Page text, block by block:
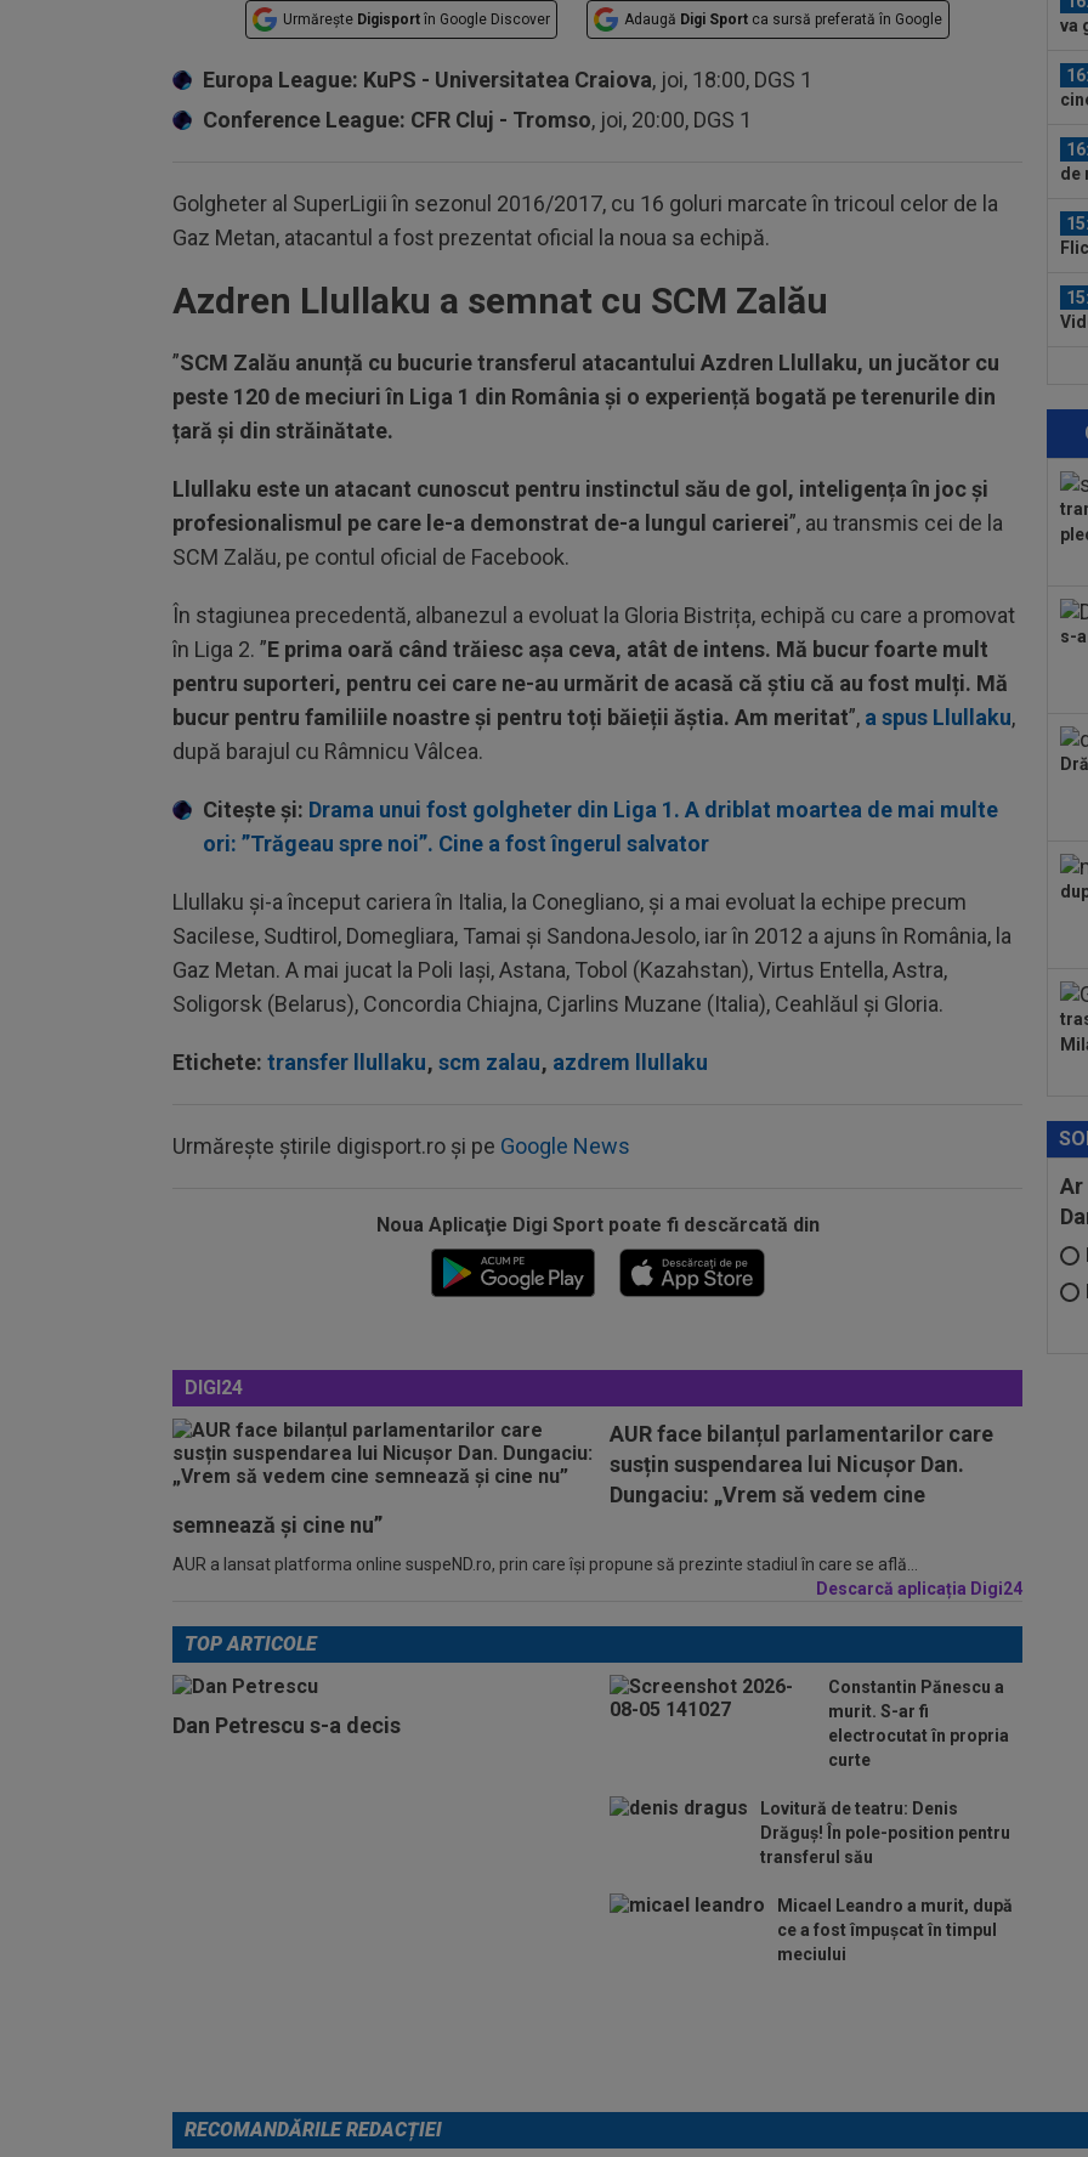
Urmărește Digisport în Google Discover Adaugă Digi Sport ca sursă preferată în Google
Europa League: KuPS - Universitatea Craiova, joi, 18:00, DGS 1
Conference League: CFR Cluj - Tromso, joi, 20:00, DGS 1
Golgheter al SuperLigii în sezonul 2016/2017, cu 16 goluri marcate în tricoul celor de la
Gaz Metan, atacantul a fost prezentat oficial la noua sa echipă.
Azdren Llullaku a semnat cu SCM Zalău
”SCM Zalău anunță cu bucurie transferul atacantului Azdren Llullaku, un jucător cu
peste 120 de meciuri în Liga 1 din România și o experiență bogată pe terenurile din
țară și din străinătate.
Llullaku este un atacant cunoscut pentru instinctul său de gol, inteligența în joc și
profesionalismul pe care le-a demonstrat de-a lungul carierei”, au transmis cei de la
SCM Zalău, pe contul oficial de Facebook.
În stagiunea precedentă, albanezul a evoluat la Gloria Bistrița, echipă cu care a promovat
în Liga 2. ”E prima oară când trăiesc așa ceva, atât de intens. Mă bucur foarte mult
pentru suporteri, pentru cei care ne-au urmărit de acasă că știu că au fost mulți. Mă
bucur pentru familiile noastre și pentru toți băieții ăștia. Am meritat”, a spus Llullaku,
după barajul cu Râmnicu Vâlcea.
Citește și: Drama unui fost golgheter din Liga 1. A driblat moartea de mai multe
ori: ”Trăgeau spre noi”. Cine a fost îngerul salvator
Llullaku și-a început cariera în Italia, la Conegliano, și a mai evoluat la echipe precum
Sacilese, Sudtirol, Domegliara, Tamai și SandonaJesolo, iar în 2012 a ajuns în România, la
Gaz Metan. A mai jucat la Poli Iași, Astana, Tobol (Kazahstan), Virtus Entella, Astra,
Soligorsk (Belarus), Concordia Chiajna, Cjarlins Muzane (Italia), Ceahlăul și Gloria.
Etichete: transfer llullaku, scm zalau, azdrem llullaku
Urmărește știrile digisport.ro și pe Google News
Noua Aplicaţie Digi Sport poate fi descărcată din
DIGI24
AUR face bilanțul parlamentarilor care
susțin suspendarea lui Nicușor Dan.
Dungaciu: „Vrem să vedem cine
semnează și cine nu”
AUR a lansat platforma online suspeND.ro, prin care își propune să prezinte stadiul în care se află...
Descarcă aplicația Digi24
va
de
o
va
s-
Ar
TOP ARTICOLE
Dan Petrescu s-a decis
Constantin Pănescu a
murit. S-ar fi
electrocutat în propria
curte
Lovitură de teatru: Denis
Drăguș! În pole-position pentru
transferul său
Micael Leandro a murit, după
ce a fost împușcat în timpul
meciului
RECOMANDĂRILE REDACȚIEI